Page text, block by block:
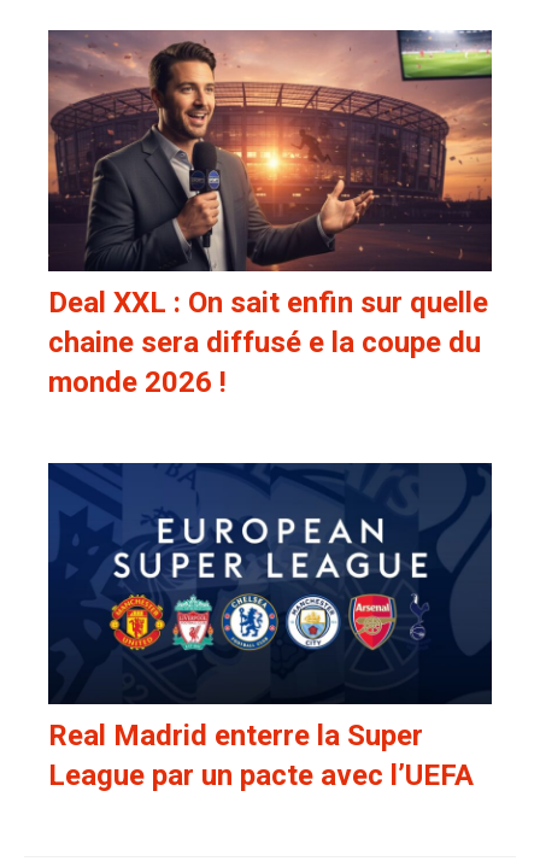
Deal XXL : On sait enfin sur quelle
chaine sera diffusé e la coupe du
monde 2026 !
Real Madrid enterre la Super
League par un pacte avec l’UEFA